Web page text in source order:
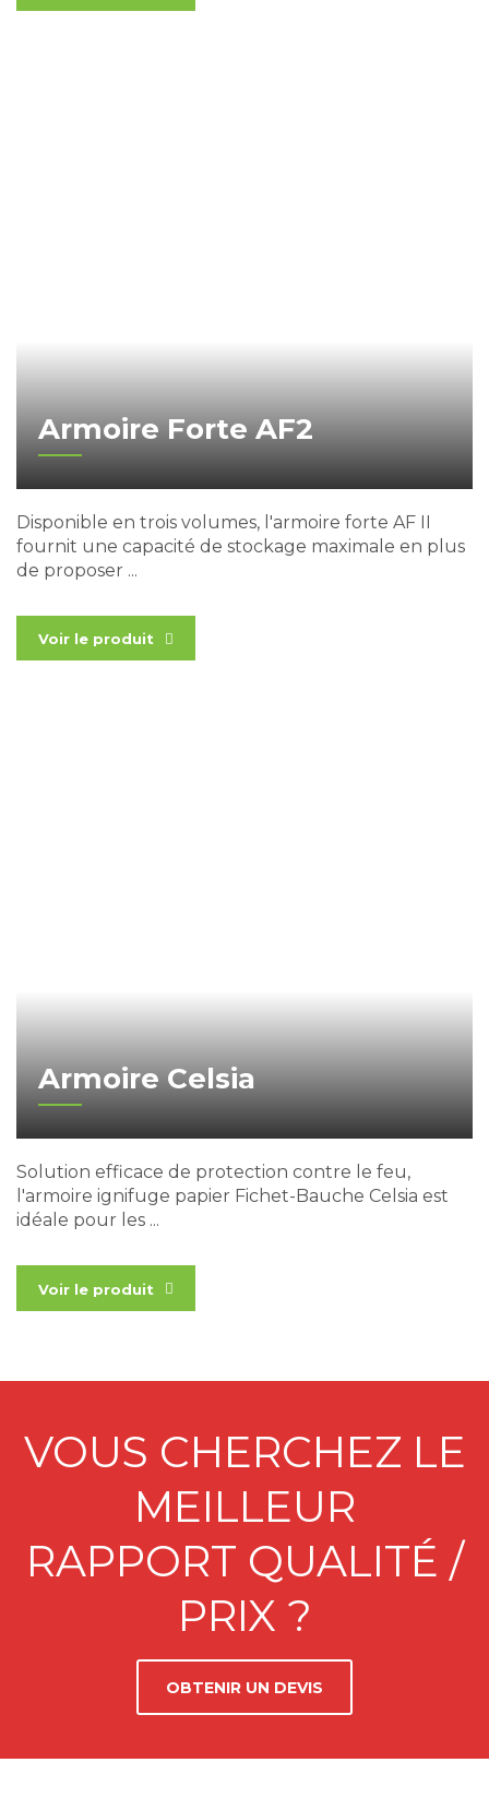
Armoire Forte AF2
Disponible en trois volumes, l'armoire forte AF II
fournit une capacité de stockage maximale en plus
de proposer ...
Voir le produit
Armoire Celsia
Solution efficace de protection contre le feu,
l'armoire ignifuge papier Fichet-Bauche Celsia est
idéale pour les ...
Voir le produit
VOUS CHERCHEZ LE
MEILLEUR
RAPPORT QUALITÉ /
PRIX ?
OBTENIR UN DEVIS